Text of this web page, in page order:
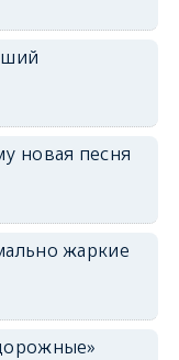
новая песня
жаркие